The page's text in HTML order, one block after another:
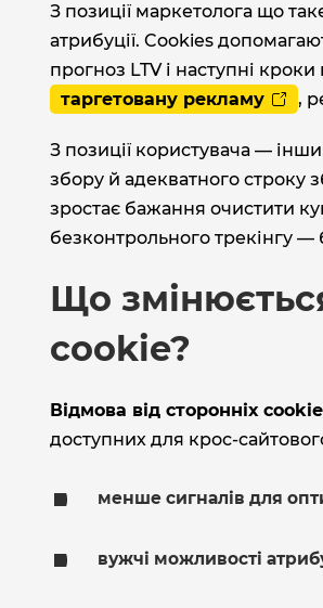
З позиції маркетолога що
атрибуції. Cookies
прогноз LTV і наступні
таргетовану рекламу
,
З позиції користувача —
збору й адекватного строку
зростає бажання очистити
безконтрольного трекінгу
Що
cookie?
Відмова від сторонніх
доступних для
менше сигналів для
вужчі можливості